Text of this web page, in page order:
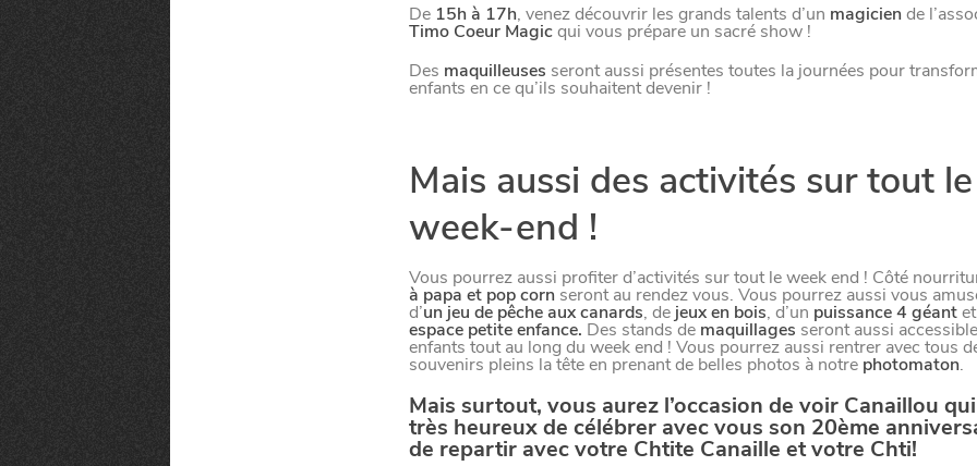
De 15h à 17h, venez découvrir les grands talents d’un magiciende
Timo Coeur Magicqui vous prépare un sacré show !
Des maquilleuses seront aussi présentes toutes la journées pour
enfants en ce qu’ils souhaitent devenir !
Mais aussi des activités sur tout le
week-end !
Vous pourrez aussi profiter d’activités sur tout le week end ! Côté
à papa et pop cornseront au rendez vous. Vous pourrez aussi vous
d’un jeu de pêche aux canards, de jeux en bois, d’un puissance 4 géantet
espace petite enfance. Des stands de maquillages seront aussi
enfants tout au long du week end ! Vous pourrez aussi rentrer avec tous
souvenirs pleins la tête en prenant de belles photos à notre photomaton.
Mais surtout, vous aurez l’occasion de voir Canaillou
très heureux de célébrer avec vous son 20ème
de repartir avec votre Chtite Canaille et votre Chti!
SORTIR
NUIT DIVERTIR
BONS PLANS ET ADRESSES À LILLE
ET SA RÉGION DEPUIS 1973
Paramètres de confidentialité
Paramètres de
Afin de faciliter votre navigation et de vous apporter le
des cookies pour améliorer le site aux besoins des
Nos politique de confidentialité